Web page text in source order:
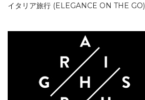
イタリア旅行 (ELEGANCE ON THE GO)